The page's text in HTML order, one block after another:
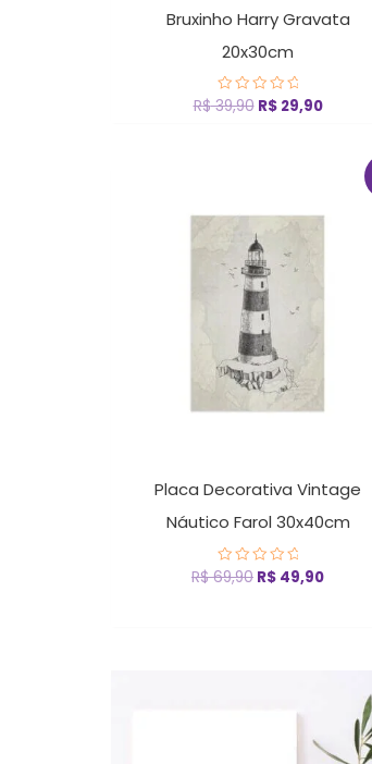
Bruxinho Harry Gravata
20x30cm
Avaliação
R$39,90 R$29,90
Placa Decorativa Vintage
Náutico Farol 30x40cm
Avaliação
0
R$69,90
original
era:
R$ 69,90.
R$ 49,90
preço
atual